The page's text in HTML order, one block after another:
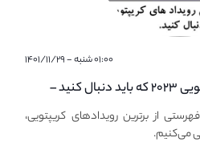
۰۱:۰۰ شنبه - ۱۴۰۱/۱۱/۲۹
مهم ترین رویداد های کریپتویی ۲۰۲۳ که باید دنبال کنید –
از برترین رویدادهای کریپتویی،